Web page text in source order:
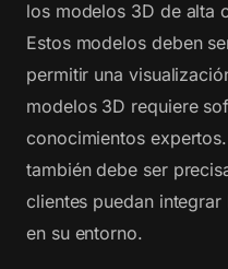
los modelos 3D de alta
Estos modelos deben
permitir una
modelos 3D requiere
conocimientos
también debe ser
clientes puedan
en su entorno.